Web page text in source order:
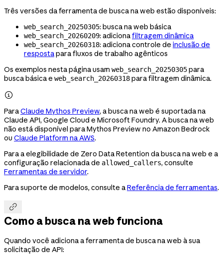
Três versões da ferramenta de busca na web estão disponíveis:
web_search_20250305: busca na web básica
web_search_20260209: adicionafiltragem dinâmica
web_search_20260318: adiciona controle de inclusão de
respostapara fluxos de trabalho agênticos
Os exemplos nesta página usam web_search_20250305para
busca básica e web_search_20260318para filtragem dinâmica.

ParaClaude Mythos Preview, a busca na web é suportada na
Claude API, Google Cloud e Microsoft Foundry. A busca na web
não está disponível para Mythos Preview no Amazon Bedrock
ou Claude Platform na AWS.
Para a elegibilidade de Zero Data Retention da busca na web e a
configuração relacionada de allowed_callers, consulte
Ferramentas de servidor.
Para suporte de modelos, consulte aReferência de ferramentas.

Como a busca na web funciona
Quando você adiciona a ferramenta de busca na web à sua
solicitação de API: